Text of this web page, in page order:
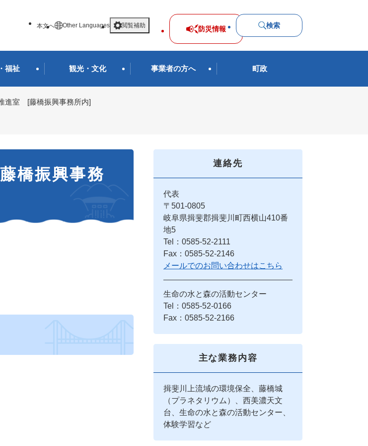
本文へ Other Languages 閲覧補助 防災情報 検索
福祉 観光・文化 事業者の方へ 町政
進室 [藤橋振興事務所内]
橋振興事務
連絡先
代表
〒501-0805
岐阜県揖斐郡揖斐川町西横山410番
地5
Tel：0585-52-2111
Fax：0585-52-2146
メールでのお問い合わせはこちら
生命の水と森の活動センター
Tel：0585-52-0166
Fax：0585-52-2166
主な業務内容
揖斐川上流域の環境保全、藤橋城
（プラネタリウム）、西美濃天文
台、生命の水と森の活動センター、
体験学習など